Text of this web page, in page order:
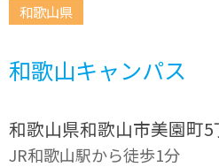
和歌山県
和歌山キャンパス
和歌山県和歌山市美園町
JR和歌山駅から徒歩1分